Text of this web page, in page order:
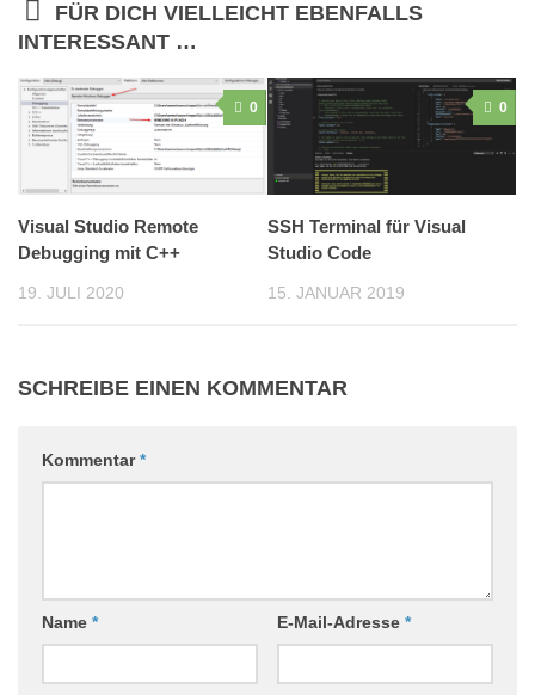
FÜR DICH VIELLEICHT EBENFALLS
INTERESSANT …
0
Visual Studio Remote
Debugging mit C++
19. JULI 2020
0
SSH Terminal für Visual
Studio Code
15. JANUAR 2019
SCHREIBE EINEN KOMMENTAR
Kommentar*
Name * E-Mail-Adresse *